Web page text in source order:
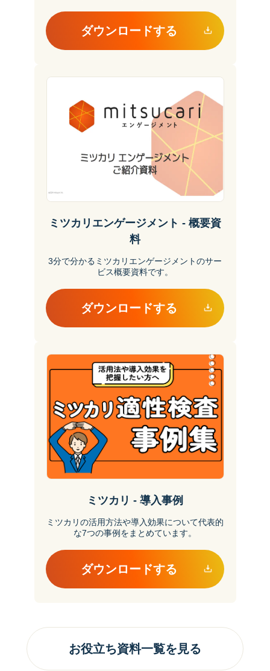
ダウンロードする
ミツカリエンゲージメント - 概要資
料
3分で分かるミツカリエンゲージメントのサー
ビス概要資料です。
ダウンロードする
ミツカリ - 導入事例
ミツカリの活用方法や導入効果について代表的
な7つの事例をまとめています。
ダウンロードする
お役立ち資料一覧を見る